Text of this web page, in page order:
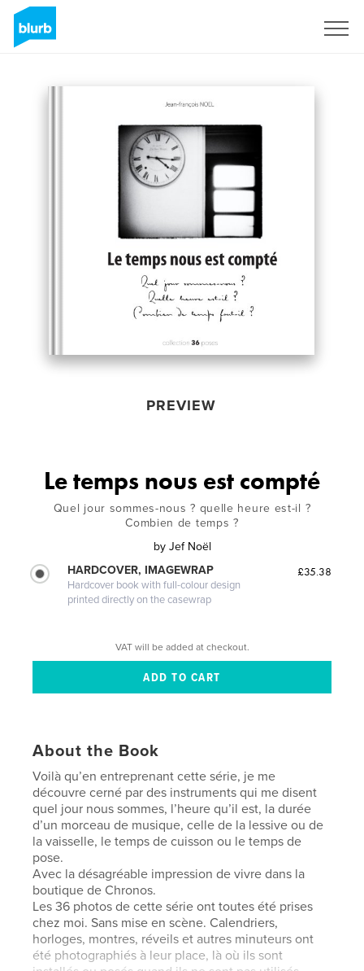
PREVIEW
Le temps nous est compté
Quel jour sommes-nous ? quelle heure est-il ?
Combien de temps ?
by Jef Noël
HARDCOVER, IMAGEWRAP
Hardcover book with full-colour design
printed directly on the casewrap
£35.38
VAT will be added at checkout.
About the Book
Voilà qu’en entreprenant cette série, je me
découvre cerné par des instruments qui me disent
quel jour nous sommes, l’heure qu’il est, la durée
d’un morceau de musique, celle de la lessive ou de
la vaisselle, le temps de cuisson ou le temps de
pose.
Avec la désagréable impression de vivre dans la
boutique de Chronos.
Les 36 photos de cette série ont toutes été prises
chez moi. Sans mise en scène. Calendriers,
horloges, montres, réveils et autres minuteurs ont
été photographiés à leur place, là où ils sont